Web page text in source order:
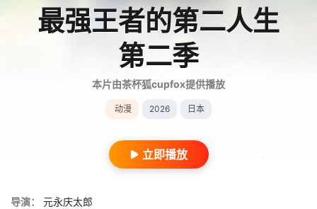
最强王者的第二人生
第二季
本片由茶杯狐cupfox提供播放
动漫 2026 日本
立即播放
导演：
元永庆太郎